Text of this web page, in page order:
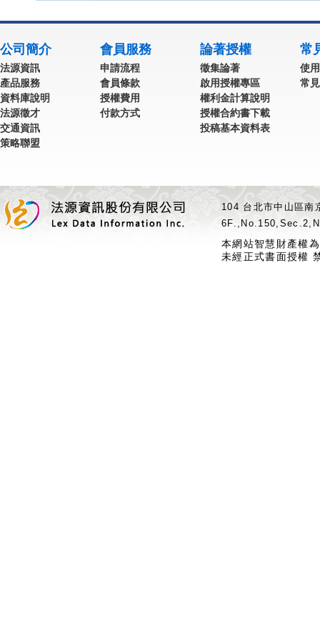
公司簡介
法源資訊
產品服務
資料庫說明
法源徵才
交通資訊
策略聯盟
會員服務
申請流程
會員條款
授權費用
付款方式
論著授權
徵集論著
啟用授權專區
權利金計算說明
授權合約書下載
投稿基本資料表
常
使
常
104 台北市中山區
本網站智慧財產權
未經正式書面授權